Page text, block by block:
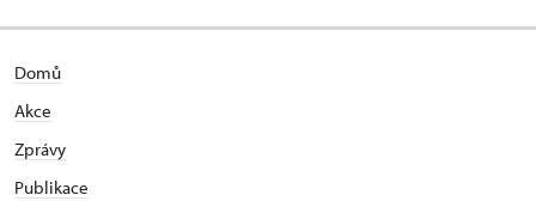
Domů
Akce
Zprávy
Publikace